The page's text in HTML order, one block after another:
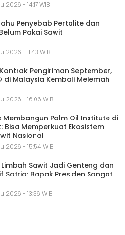
2026 - 14:17 WIB
Penyebab Pertalite dan
Pakai Sawit
2026 - 11:43 WIB
Pengiriman September,
di Malaysia Kembali Melemah
2026 - 16:06 WIB
Membangun Palm Oil Institute di
Bisa Memperkuat Ekosistem
Nasional
2026 - 15:54 WIB
Limbah Sawit Jadi Genteng dan
Satria: Bapak Presiden Sangat
2026 - 13:36 WIB